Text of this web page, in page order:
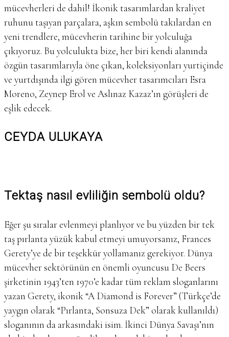
mücevherleri de dahil! İkonik tasarımlardan kraliyet
ruhunu taşıyan parçalara, aşkın sembolü takılardan en
yeni trendlere, mücevherin tarihine bir yolculuğa
çıkıyoruz. Bu yolculukta bize, her biri kendi alanında
özgün tasarımlarıyla öne çıkan, koleksiyonları yurtiçinde
ve yurtdışında ilgi gören mücevher tasarımcıları Esra
Moreno, Zeynep Erol ve Aslınaz Kazaz’ın görüşleri de
eşlik edecek.
CEYDA ULUKAYA
Tektaş nasıl evliliğin sembolü oldu?
Eğer şu sıralar evlenmeyi planlıyor ve bu yüzden bir tek
taş pırlanta yüzük kabul etmeyi umuyorsanız, Frances
Gerety’ye de bir teşekkür yollamanız gerekiyor. Dünya
mücevher sektörünün en önemli oyuncusu De Beers
şirketinin 1943’ten 1970’e kadar tüm reklam sloganlarını
yazan Gerety, ikonik “A Diamond is Forever” (Türkçe’de
yaygın olarak “Pırlanta, Sonsuza Dek” olarak kullanıldı)
sloganının da arkasındaki isim. İkinci Dünya Savaşı’nın